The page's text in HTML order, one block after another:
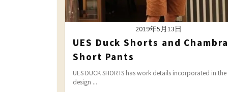
2019年5月13日
UES Duck Shorts and
Short Pants
UES DUCK SHORTS has work details incorporated in the
design ...